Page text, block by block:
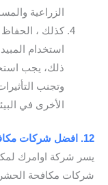
الزراعية
كذلك ، الحفاظ
استخدام
ذلك، يجب
وتجنب
الأخرى في
12. افضل شركات مكافحة حشرات في سيوة
يسر شركة اوامرك
شركات مكافحة